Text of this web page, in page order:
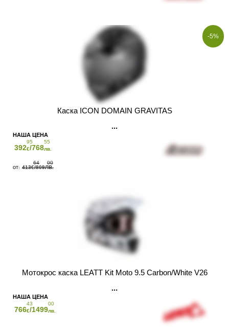
-5%
Каска ICON DOMAIN GRAVITAS
392
95
€/768
55
лв.
413
64
€/809
00
ЛВ.
Мотокрос каска LEATT Kit Moto 9.5 Carbon/White V26
766
43
€/1499
00
лв.